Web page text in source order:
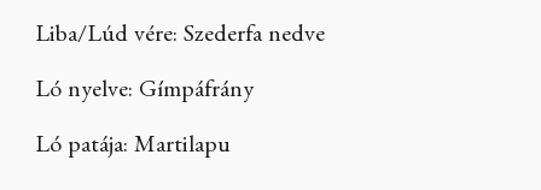
Liba/Lúd vére: Szederfa nedve
Ló nyelve: Gímpáfrány
Ló patája: Martilapu